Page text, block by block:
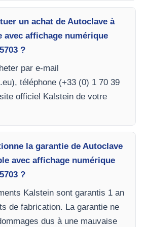
un achat de Autoclave à
avec affichage numérique
?
par e-mail
), téléphone (+33 (0) 1 70 39
officiel Kalstein de votre
la garantie de Autoclave
avec affichage numérique
?
Kalstein sont garantis 1 an
de fabrication. La garantie ne
dus à une mauvaise